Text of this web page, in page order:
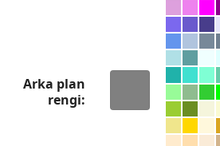
Arka plan
rengi